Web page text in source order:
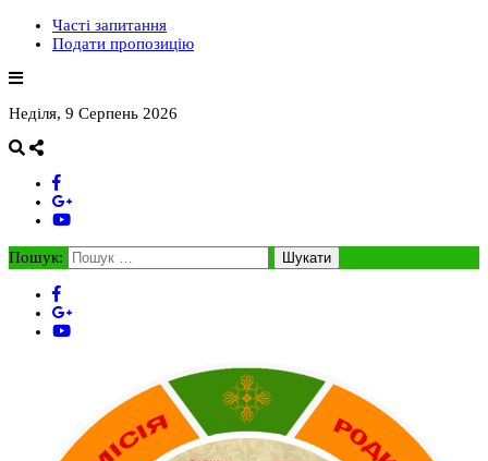
Часті запитання
Подати пропозицію
Неділя, 9 Серпень 2026
Пошук: